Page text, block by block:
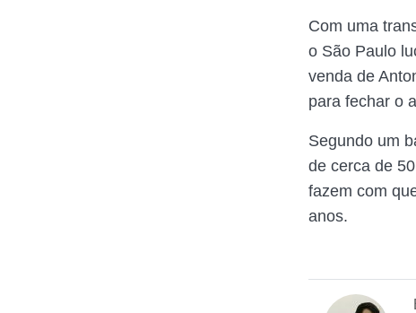
Com uma
o São Paulo
venda de
para fechar o
Segundo um
de cerca de
fazem com
anos.